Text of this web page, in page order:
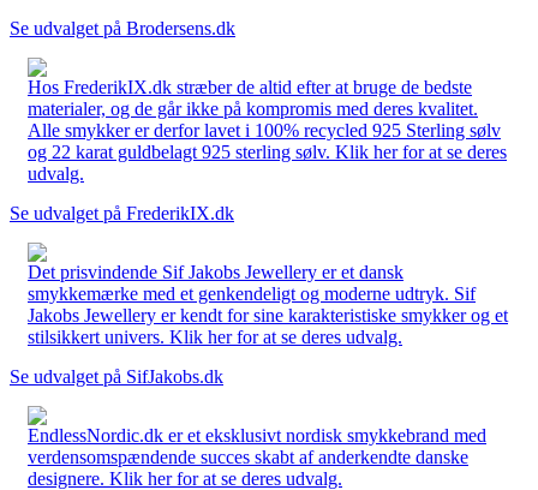
Se udvalget på Brodersens.dk
Hos FrederikIX.dk stræber de altid efter at bruge de bedste
materialer, og de går ikke på kompromis med deres kvalitet.
Alle smykker er derfor lavet i 100% recycled 925 Sterling sølv
og 22 karat guldbelagt 925 sterling sølv. Klik her for at se deres
udvalg.
Se udvalget på FrederikIX.dk
Det prisvindende Sif Jakobs Jewellery er et dansk
smykkemærke med et genkendeligt og moderne udtryk. Sif
Jakobs Jewellery er kendt for sine karakteristiske smykker og et
stilsikkert univers. Klik her for at se deres udvalg.
Se udvalget på SifJakobs.dk
EndlessNordic.dk er et eksklusivt nordisk smykkebrand med
verdensomspændende succes skabt af anderkendte danske
designere. Klik her for at se deres udvalg.